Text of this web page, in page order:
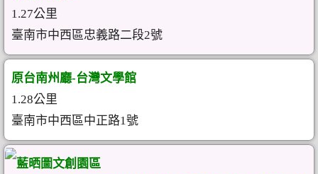
1.27公里
臺南市中西區忠義路二段2號
原台南州廳-台灣文學館
1.28公里
臺南市中西區中正路1號
藍晒圖文創園區